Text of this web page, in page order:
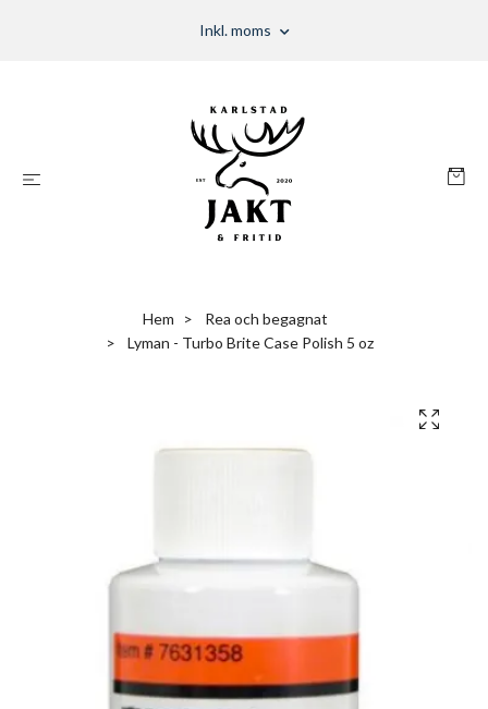
Inkl. moms
Hem
Rea och begagnat
Lyman - Turbo Brite Case Polish 5 oz